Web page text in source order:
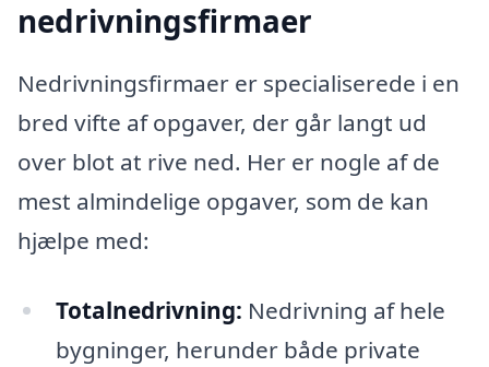
nedrivningsfirmaer
Nedrivningsfirmaer er specialiserede i en
bred vifte af opgaver, der går langt ud
over blot at rive ned. Her er nogle af de
mest almindelige opgaver, som de kan
hjælpe med:
Totalnedrivning: Nedrivning af hele
bygninger, herunder både private